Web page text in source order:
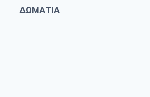
ΔΩΜΑΤΙΑ